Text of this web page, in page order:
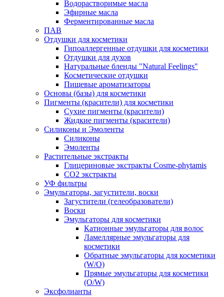
Водорастворимые масла
Эфирные масла
Ферментированные масла
ПАВ
Отдушки для косметики
Гипоаллергенные отдушки для косметики
Отдушки для духов
Натуральные бленды "Natural Feelings"
Косметические отдушки
Пищевые ароматизаторы
Основы (базы) для косметики
Пигменты (красители) для косметики
Сухие пигменты (красители)
Жидкие пигменты (красители)
Силиконы и Эмоленты
Силиконы
Эмоленты
Растительные экстракты
Глицериновые экстракты Cosme-phytamis
СО2 экстракты
УФ фильтры
Эмульгаторы, загустители, воски
Загустители (гелеобразователи)
Воски
Эмульгаторы для косметики
Катионные эмульгаторы для волос
Ламеллярные эмульгаторы для
косметики
Обратные эмульгаторы для косметики
(W/O)
Прямые эмульгаторы для косметики
(O/W)
Эксфолианты